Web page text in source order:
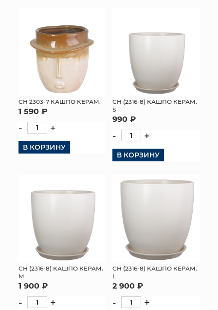
СН 2303-7 КАШПО КЕРАМ.
1 590 ₽
- +
В КОРЗИНУ
СН (2316-8) КАШПО КЕРАМ.
S
990 ₽
- +
В КОРЗИНУ
СН (2316-8) КАШПО КЕРАМ.
M
1 900 ₽
- +
СН (2316-8) КАШПО КЕРАМ.
L
2 900 ₽
- +